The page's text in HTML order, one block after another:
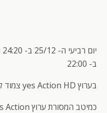
ב- 22:00
בערוץ yes Action HD צמוד לשידור בבריטניה!